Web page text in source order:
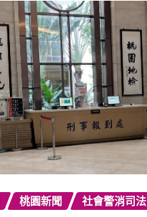
桃園新聞 社會警消司法